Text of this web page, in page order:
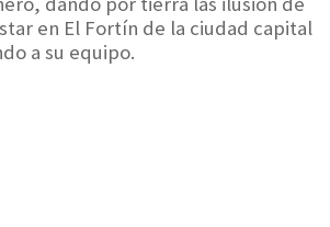
en El Fortín de la ciudad capital
a su equipo.